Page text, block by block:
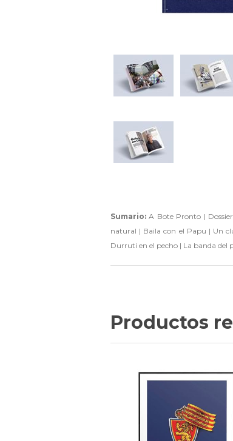
Sumario: A Bote Pronto |
natural | Baila con el Papu | Un
Durruti en el pecho | La banda del
Productos